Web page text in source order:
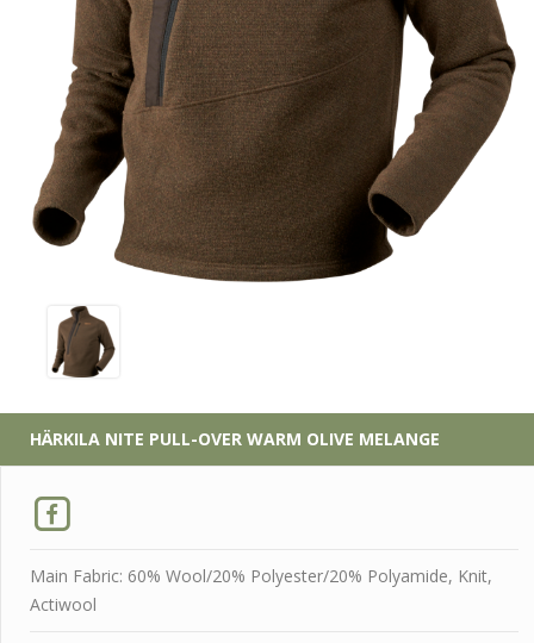
HÄRKILA NITE PULL-OVER WARM OLIVE MELANGE
Main Fabric: 60% Wool/20% Polyester/20% Polyamide, Knit,
Actiwool